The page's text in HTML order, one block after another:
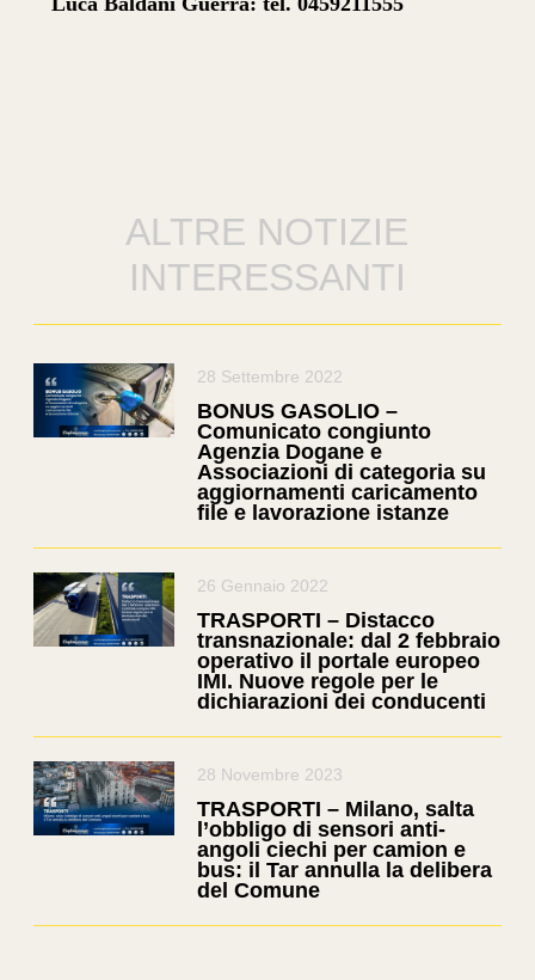
ALTRE NOTIZIE
INTERESSANTI
28 Settembre 2022
BONUS GASOLIO –
Comunicato congiunto
Agenzia Dogane e
Associazioni di categoria su
aggiornamenti caricamento
file e lavorazione istanze
26 Gennaio 2022
TRASPORTI – Distacco
transnazionale: dal 2 febbraio
operativo il portale europeo
IMI. Nuove regole per le
dichiarazioni dei conducenti
28 Novembre 2023
TRASPORTI – Milano, salta
l’obbligo di sensori anti-
angoli ciechi per camion e
bus: il Tar annulla la delibera
del Comune